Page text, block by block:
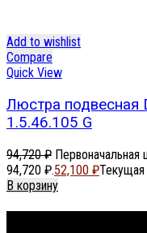
Add to wishlist
Compare
Quick View
Люстра подвесная
1.5.46.105 G
94,720₽ Первоначальная
94,720 ₽.52,100 ₽Текущая
В корзину